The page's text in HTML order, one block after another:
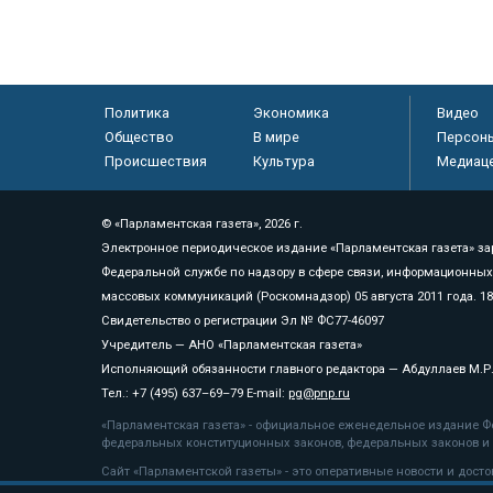
Политика
Экономика
Общество
В мире
Происшествия
Культура
Видео
© «Парламентская газета», 2026 г.
Электронное периодическое издание «Парламентская газета»
Федеральной службе по надзору в сфере связи,
массовых коммуникаций (Роскомнадзор) 05 августа 2011 года.
Свидетельство о регистрации Эл № ФС77-46097
Учредитель — АНО «Парламентская газета»
Исполняющий обязанности главного редактора — Абдуллаев М.Р.
Тел.: +7 (495) 637–69–79 E-mail: pg@pnp.ru
«Парламентская газета» - официальное еженедельное издание
федеральных конституционных законов, федеральных законов
Сайт «Парламентской газеты» - это оперативные новости и
«Парламентской газеты» активная ссылка на pnp.ru обязательна.